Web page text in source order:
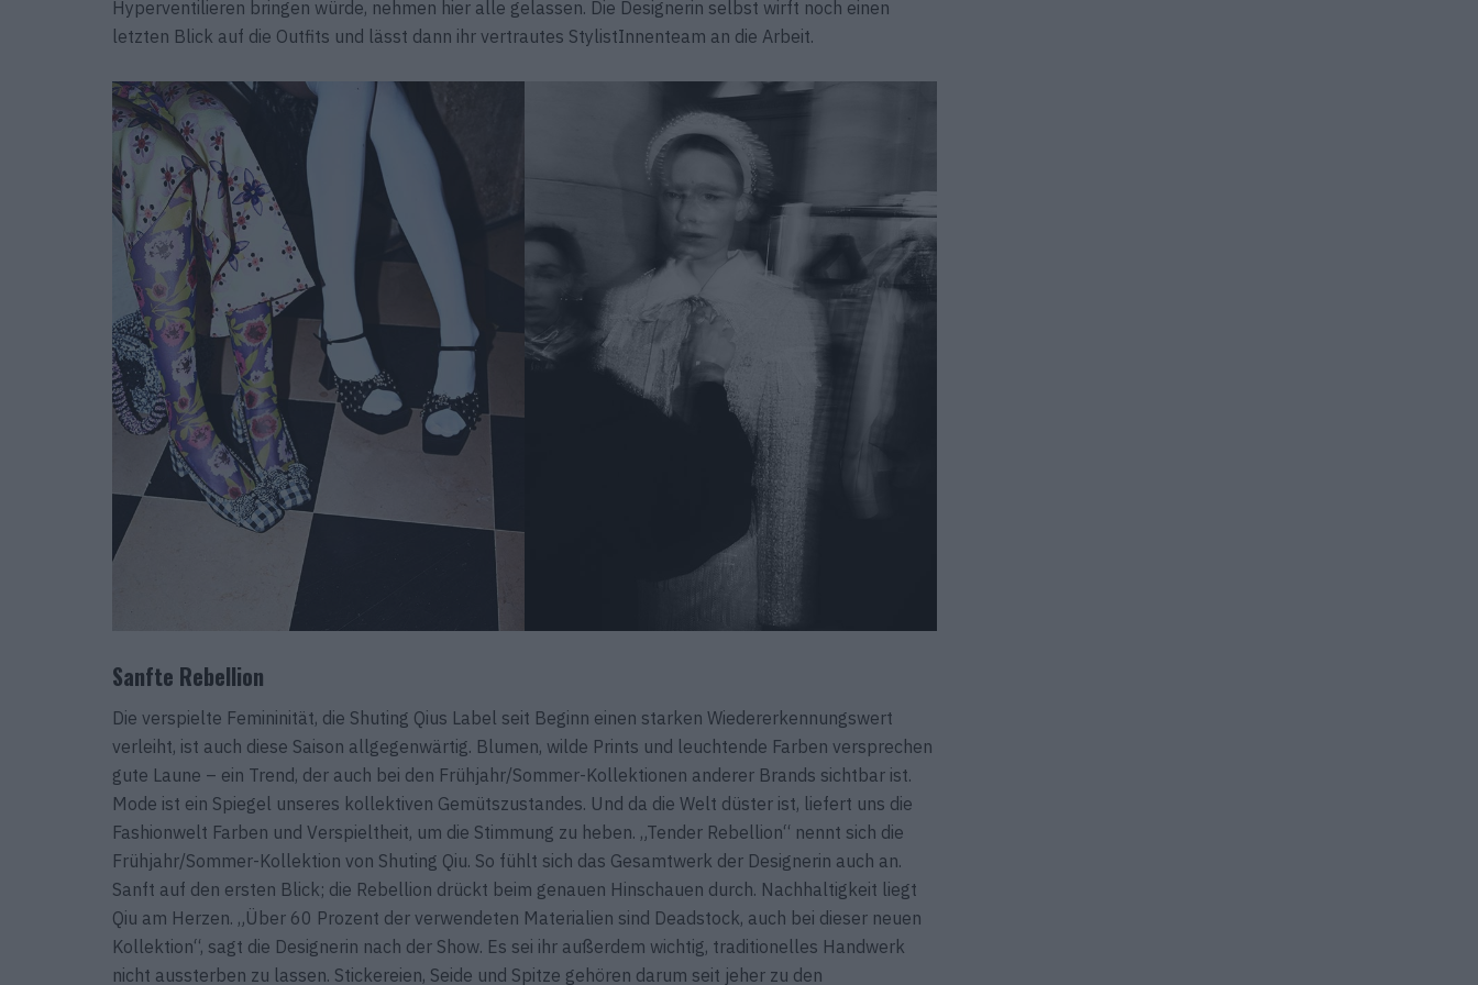
Hyperventilieren bringen würde, nehmen hier alle gelassen. Die Designerin selbst wirft noch einen
letzten Blick auf die Outfits und lässt dann ihr vertrautes StylistInnenteam an die Arbeit.
Sanfte Rebellion
Die verspielte Femininität, die Shuting Qius Label seit Beginn einen starken Wiedererkennungswert
verleiht, ist auch diese Saison allgegenwärtig. Blumen, wilde Prints und leuchtende Farben versprechen
gute Laune – ein Trend, der auch bei den Frühjahr/Sommer-Kollektionen anderer Brands sichtbar ist.
Mode ist ein Spiegel unseres kollektiven Gemütszustandes. Und da die Welt düster ist, liefert uns die
Fashionwelt Farben und Verspieltheit, um die Stimmung zu heben. „Tender Rebellion“ nennt sich die
Frühjahr/Sommer-Kollektion von Shuting Qiu. So fühlt sich das Gesamtwerk der Designerin auch an.
Sanft auf den ersten Blick; die Rebellion drückt beim genauen Hinschauen durch. Nachhaltigkeit liegt
Qiu am Herzen. „Über 60 Prozent der verwendeten Materialien sind Deadstock, auch bei dieser neuen
Kollektion“, sagt die Designerin nach der Show. Es sei ihr außerdem wichtig, traditionelles Handwerk
nicht aussterben zu lassen. Stickereien, Seide und Spitze gehören darum seit jeher zu den